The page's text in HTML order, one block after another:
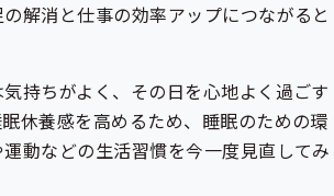
解消と仕事の効率アップにつながると
持ちがよく、その日を心地よく過ごす
休養感を高めるため、睡眠のための環
動などの生活習慣を今一度見直してみ